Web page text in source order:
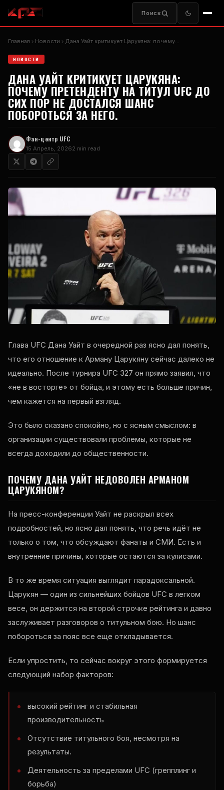
Поиск
Главная Новости Дана Уайт критикует Царукяна: почему…
НОВОСТИ
ДАНА УАЙТ КРИТИКУЕТ ЦАРУКЯНА:
ПОЧЕМУ ПРЕТЕНДЕНТУ НА ТИТУЛ UFC ДО
СИХ ПОР НЕ ДОСТАЛСЯ ШАНС
ПОБОРОТЬСЯ ЗА НЕГО.
Фан-центр UFC
15 Апрель, 20262 min read
Глава UFC Дана Уайт в очередной раз ясно дал понять,
что его отношение к Арману Царукяну сейчас далеко не
идеально. После турнира UFC 327 он прямо заявил, что
«не в восторге» от бойца, и этому есть больше причин,
чем кажется на первый взгляд.
Это было сказано спокойно, но с ясным смыслом: в
организации существовали проблемы, которые не
всегда доходили до общественности.
ПОЧЕМУ ДАНА УАЙТ НЕДОВОЛЕН АРМАНОМ
ЦАРУКЯНОМ?
На пресс-конференции Уайт не раскрыл всех
подробностей, но ясно дал понять, что речь идёт не
только о том, что обсуждают фанаты и СМИ. Есть и
внутренние причины, которые остаются за кулисами.
В то же время ситуация выглядит парадоксальной.
Царукян — один из сильнейших бойцов UFC в легком
весе, он держится на второй строчке рейтинга и давно
заслуживает разговоров о титульном бою. Но шанс
побороться за пояс все еще откладывается.
Если упростить, то сейчас вокруг этого формируется
следующий набор факторов:
высокий рейтинг и стабильная
производительность
Отсутствие титульного боя, несмотря на
результаты.
Деятельность за пределами UFC (грепплинг и
борьба)